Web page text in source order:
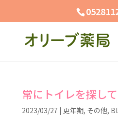
常にトイレを探し
2023/03/27 | 更年期, その他,